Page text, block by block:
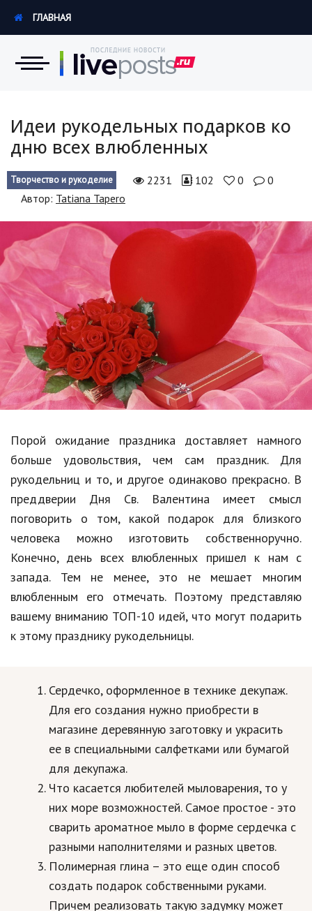
Экономика
Происшествия
Россия
Наука и техника
Политика
Образование
В мире
Культура
Авто, мото
Спорт
Знаменитости
Статьи
Обзоры
Рецепты
Красота и здоровье
Hi-Tech. Интернет
Дом и сад
Недвижимость
Спорт и фитнес
Психология и отношения
Творчество и рукоделие
Разное
Работа и бизнес
Животные
ГЛАВНАЯ
Идеи рукодельных подарков ко
дню всех влюбленных
Творчество и рукоделие 2231 102 0
0
Автор: Tatiana Tapero
Порой ожидание праздника доставляет намного
больше удовольствия, чем сам праздник. Для
рукодельниц и то, и другое одинаково прекрасно. В
преддверии Дня Св. Валентина имеет смысл
поговорить о том, какой подарок для близкого
человека можно изготовить собственноручно.
Конечно, день всех влюбленных пришел к нам с
запада. Тем не менее, это не мешает многим
влюбленным его отмечать. Поэтому представляю
вашему вниманию ТОП-10 идей, что могут подарить
к этому празднику рукодельницы.
Сердечко, оформленное в технике декупаж.
Для его создания нужно приобрести в
магазине деревянную заготовку и украсить
ее в специальными салфетками или бумагой
для декупажа.
Что касается любителей мыловарения, то у
них море возможностей. Самое простое - это
сварить ароматное мыло в форме сердечка с
разными наполнителями и разных цветов.
Полимерная глина – это еще один способ
создать подарок собственными руками.
Причем реализовать такую задумку может